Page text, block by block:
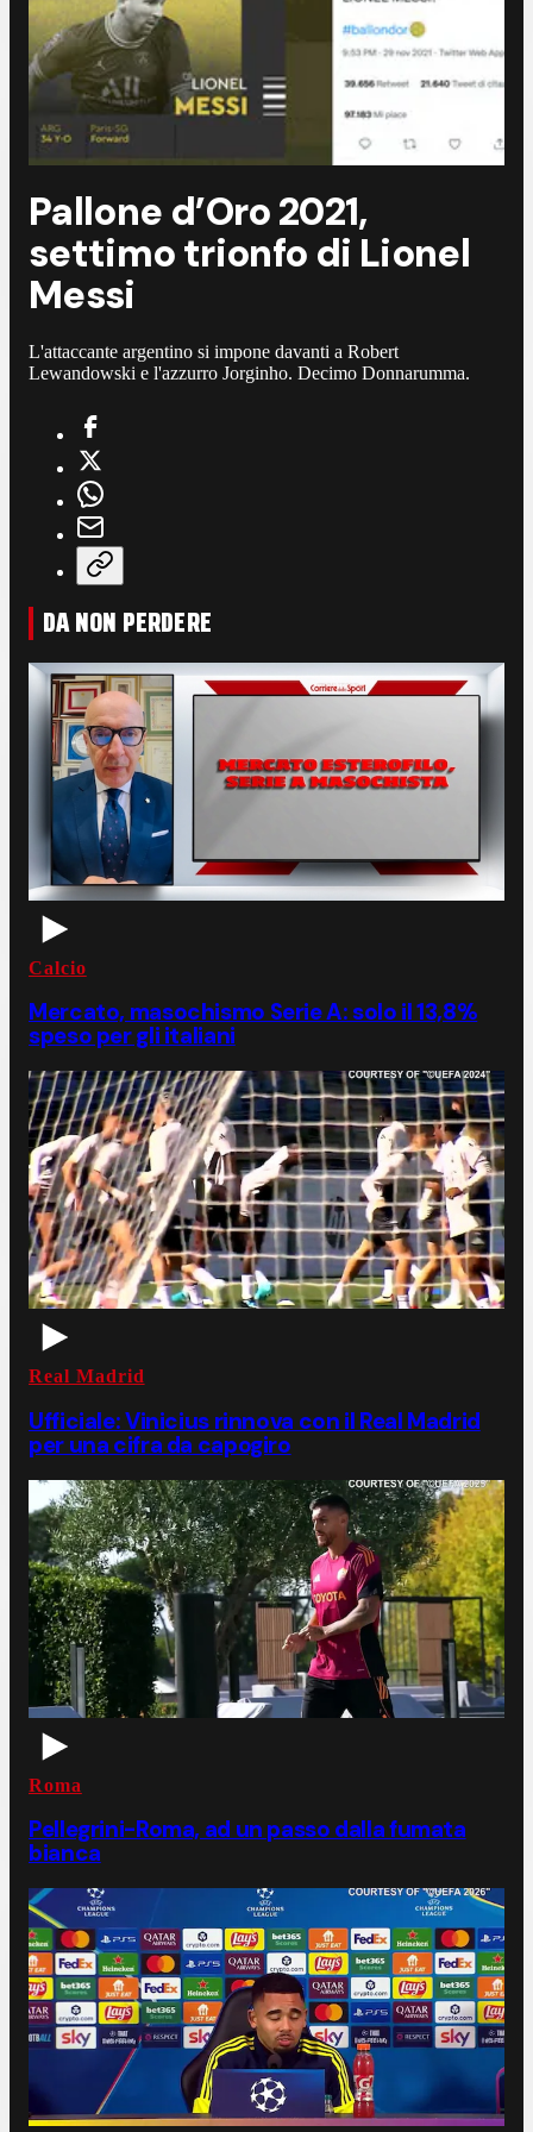
Pallone d’Oro 2021,
settimo trionfo di Lionel
Messi
L'attaccante argentino si impone davanti a Robert
Lewandowski e l'azzurro Jorginho. Decimo Donnarumma.
DA NON PERDERE
Calcio
Mercato, masochismo Serie A: solo il 13,8%
speso per gli italiani
Real Madrid
Ufficiale: Vinicius rinnova con il Real Madrid
per una cifra da capogiro
Roma
Pellegrini-Roma, ad un passo dalla fumata
bianca